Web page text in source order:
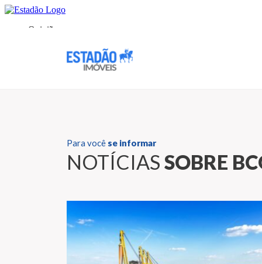
Para você se informar
NOTÍCIASSOBRE